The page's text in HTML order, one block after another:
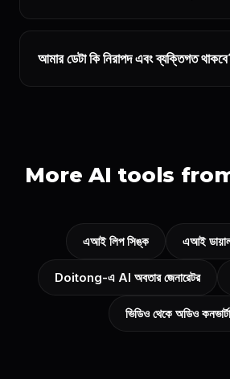
আমার ডেটা কি নিরাপদ এবং ব্যক্তিগত
More AI tools
এআই লিপ সিঙ্ক এআই
Doitong-এ AI অবতার জেনারেটর
ভিডিও থেকে অডিও